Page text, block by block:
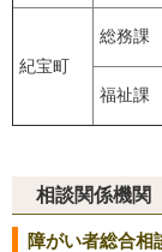
紀宝町
総務課
福祉課
相談関係機関
障がい者総合相